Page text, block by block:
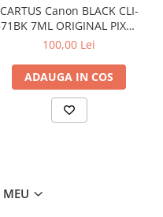
CARTUS Canon BLACK CLI-
7ML ORIGINAL PIXMA
MG6850
100,00 Lei
ADAUGA IN COS